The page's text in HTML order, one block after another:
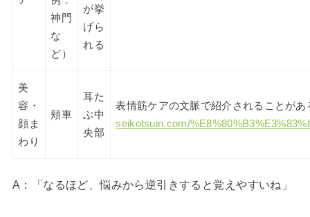
神門
な
ど）
が挙
げら
れる
美
容・
顔ま
わり
頬車
耳た
ぶ中
央部
表情筋ケアの文脈で紹介されることが
seikotsuin.com/
A：「なるほど、悩みから逆引きすると覚えやすいね」